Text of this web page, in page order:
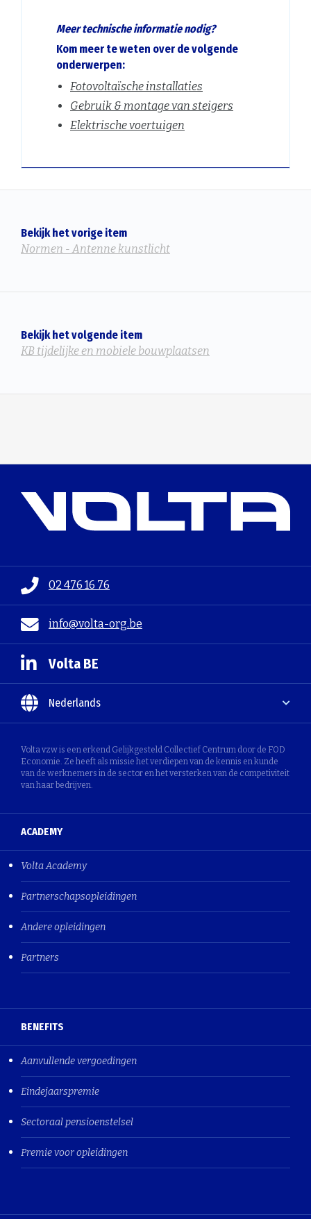
Meer technische informatie nodig?
Kom meer te weten over de volgende
onderwerpen:
Fotovoltaïsche installaties
Gebruik & montage van steigers
Elektrische voertuigen
Bekijk het vorige item
Normen - Antenne kunstlicht
Bekijk het volgende item
KB tijdelijke en mobiele bouwplaatsen
02 476 16 76
info@volta-org.be
Volta vzw is een erkend Gelijkgesteld Collectief Centrum door de FOD
Economie. Ze heeft als missie het verdiepen van de kennis en kunde
van de werknemers in de sector en het versterken van de competiviteit
van haar bedrijven.
Volta BE
Nederlands
ACADEMY
Volta Academy
Partnerschapsopleidingen
Andere opleidingen
Partners
BENEFITS
Aanvullende vergoedingen
Eindejaarspremie
Sectoraal pensioenstelsel
Premie voor opleidingen